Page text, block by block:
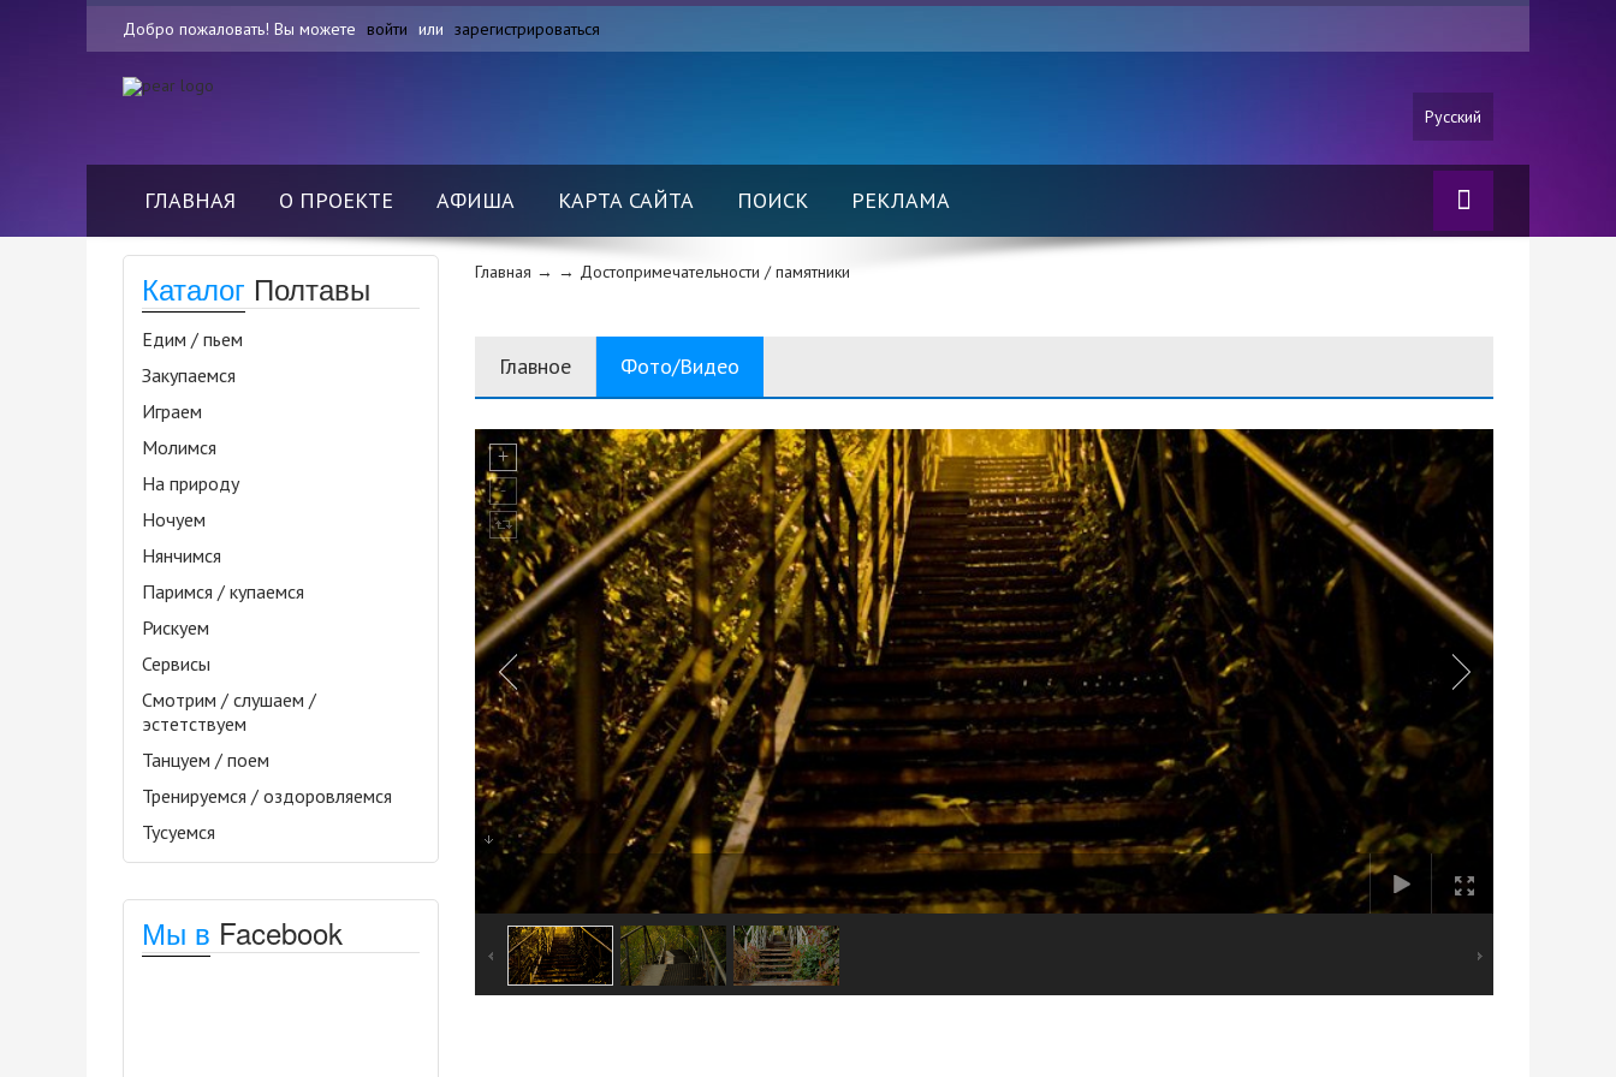
Добро пожаловать! Вы можете войти или зарегистрироваться
Русский
ГЛАВНАЯ О ПРОЕКТЕ АФИША КАРТА САЙТА ПОИСК РЕКЛАМА
Каталог Полтавы
Едим / пьем
Закупаемся
Играем
Молимся
На природу
Ночуем
Нянчимся
Паримся / купаемся
Рискуем
Сервисы
Смотрим / слушаем /
эстетствуем
Танцуем / поем
Тренируемся / оздоровляемся
Тусуемся
Мы в Facebook
Главная → → Достопримечательности / памятники
Главное Фото/Видео